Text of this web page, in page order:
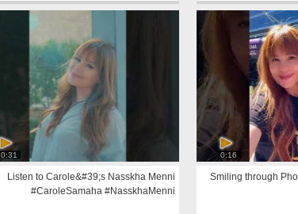
0:16
Smiling through
0:31
Listen to Carole&#39;s Nasskha Menni
#CaroleSamaha #NasskhaMenni